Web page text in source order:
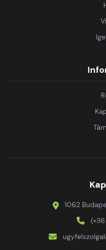
1062